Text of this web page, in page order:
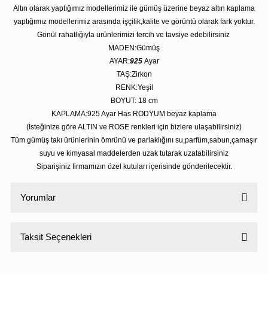
Altın olarak yaptığımız modellerimiz ile gümüş üzerine beyaz altın kaplama
yaptığımız modellerimiz arasında işçilik,kalite ve görüntü olarak fark yoktur.
Gönül rahatlığıyla ürünlerimizi tercih ve tavsiye edebilirsiniz
MADEN:Gümüş
AYAR:925 Ayar
TAŞ:Zirkon
RENK:Yeşil
BOYUT: 18 cm
KAPLAMA:925 Ayar Has RODYUM beyaz kaplama
(İsteğinize göre ALTIN ve ROSE renkleri için bizlere ulaşabilirsiniz)
Tüm gümüş takı ürünlerinin ömrünü ve parlaklığını su,parfüm,sabun,çamaşır
suyu ve kimyasal maddelerden uzak tutarak uzatabilirsiniz
Siparişiniz firmamızın özel kutuları içerisinde gönderilecektir.
Yorumlar
Taksit Seçenekleri